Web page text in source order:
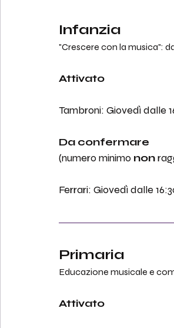
Infanzia
"Crescere con la musica":
Attivato
Tambroni: Giovedì dalle
Da confermare
(numero minimo non
Ferrari: Giovedì dalle
Primaria
Educazione musicale e
Attivato